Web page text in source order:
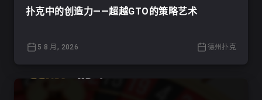
扑克中的创造力——超越GTO的策略艺术
5 8 月, 2026 德州扑克